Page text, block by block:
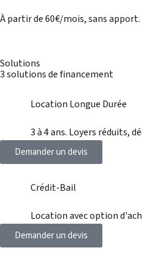
À partir de 60€/mois, sans
Solutions
3 solutions de financement
Location Longue Durée
3 à 4 ans. Loyers réduits,
Demander un devis
Crédit-Bail
Location avec option
Demander un devis